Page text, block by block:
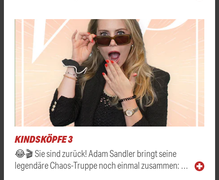
KINDSKÖPFE 3
😂🎬 Sie sind zurück! Adam Sandler bringt seine
legendäre Chaos-Truppe noch einmal zusammen: …